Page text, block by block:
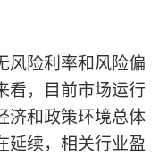
风险利率和风险偏
看，目前市场运行
济和政策环境总体
延续，相关行业盈